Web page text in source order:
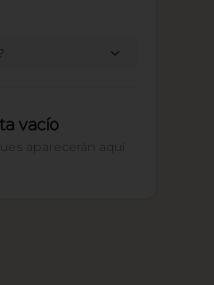
vacío
aparecerán aquí